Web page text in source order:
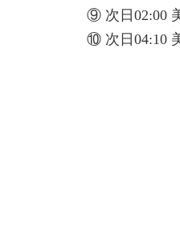
⑨ 次日02:00 美
⑩ 次日04:10 美